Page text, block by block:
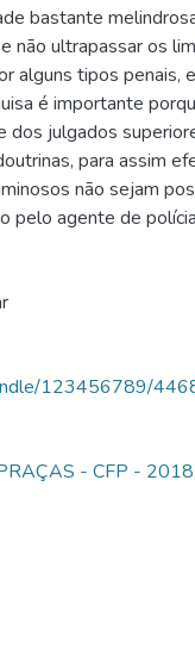
bastante
não ultrapassar os
alguns tipos penais,
é importante
dos julgados
para assim
não sejam
pelo agente de
123456789/
- CFP - 2018